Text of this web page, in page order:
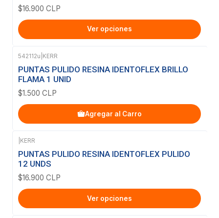
$16.900 CLP
Ver opciones
542112u KERR
PUNTAS PULIDO RESINA IDENTOFLEX BRILLO
FLAMA 1 UNID
$1.500 CLP
Agregar al Carro
KERR
PUNTAS PULIDO RESINA IDENTOFLEX PULIDO
12 UNDS
$16.900 CLP
Ver opciones